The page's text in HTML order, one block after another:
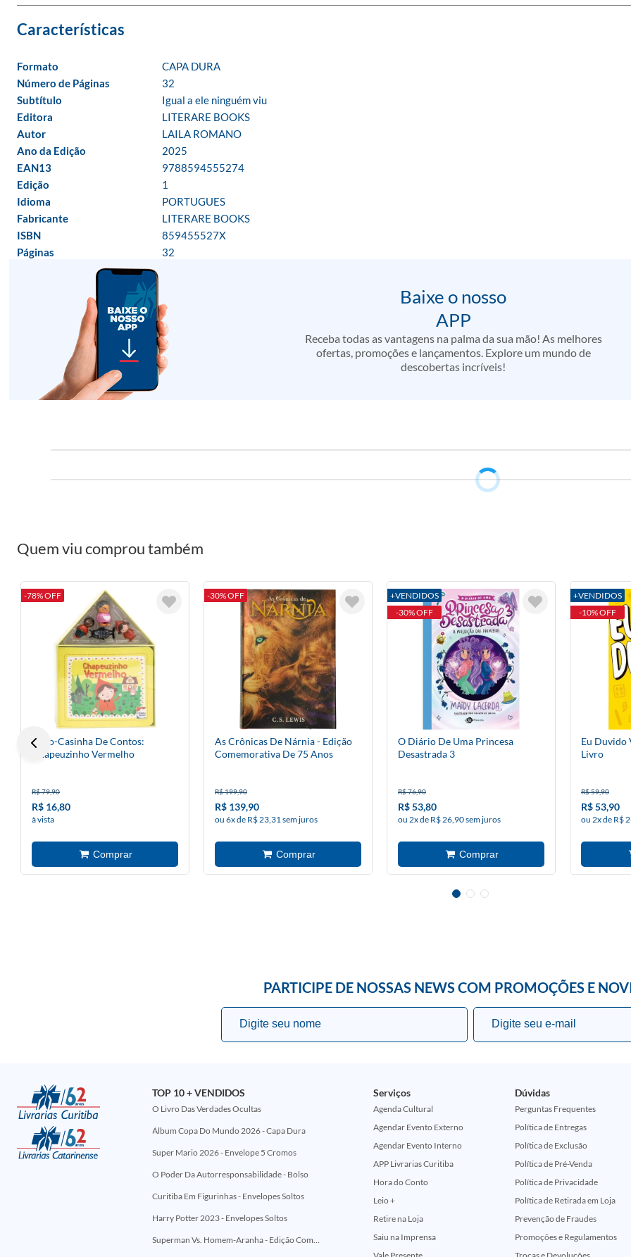
Formato
CAPA DURA
Número de Páginas
32
Subtítulo
Igual a ele ninguém viu
Editora
LITERARE BOOKS
Autor
LAILA ROMANO
Ano da Edição
2025
EAN13
9788594555274
Edição
1
Idioma
PORTUGUES
Fabricante
LITERARE BOOKS
ISBN
859455527X
Páginas
32
Baixe o nosso
APP
Receba todas as vantagens na palma da sua mão! As melhores
ofertas, promoções e lançamentos. Explore um mundo de
descobertas incríveis!
Quem viu comprou também
-78% OFF
Livro-Casinha De Contos:
Chapeuzinho Vermelho
R$ 79,90
R$ 16,80
à vista
-30% OFF
As Crônicas De Nárnia - Edição
Comemorativa De 75 Anos
R$ 199,90
R$ 139,90
ou 6x de R$ 23,31 sem juros
+VENDIDOS
-30% OFF
O Diário De Uma Princesa
Desastrada 3
R$ 76,90
R$ 53,80
ou 2x de R$ 26,90 sem juros
+VENDIDOS
-10% OFF
Eu Duvido
Livro
R$ 59,90
R$ 53,90
ou 2x de R$
PARTICIPE DE NOSSAS NEWS COM PROMOÇÕES E
TOP 10 + VENDIDOS
O Livro Das Verdades Ocultas
Álbum Copa Do Mundo 2026 - Capa Dura
Super Mario 2026 - Envelope 5 Cromos
O Poder Da Autorresponsabilidade - Bolso
Curitiba Em Figurinhas - Envelopes Soltos
Harry Potter 2023 - Envelopes Soltos
Superman Vs. Homem-Aranha - Edição Comemorativa 50 Anos (Encontros Clássicos Dc E Marvel)
Serviços
Agenda Cultural
Agendar Evento Externo
Agendar Evento Interno
APP Livrarias Curitiba
Hora do Conto
Leio +
Retire na Loja
Saiu na Imprensa
Dúvidas
Perguntas Frequentes
Política de Entregas
Política de Exclusão
Política de Pré-Venda
Política de Privacidade
Política de Retirada em Loja
Prevenção de Fraudes
Promoções e Regulamentos